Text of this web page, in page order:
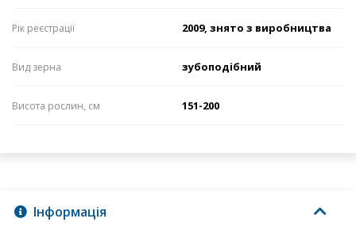
Рік реєстрації 2009, знято з виробництва
Вид зерна зубоподібний
Висота рослин, см 151-200
Інформація